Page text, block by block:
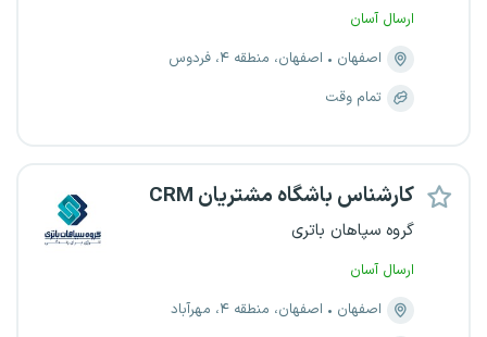
ارسال آسان
اصفهان
اصفهان، منطقه ۴، فردوس
تمام وقت
کارشناس باشگاه مشتریان CRM
گروه سپاهان باتری
ارسال آسان
اصفهان
اصفهان، منطقه ۴، مهرآباد